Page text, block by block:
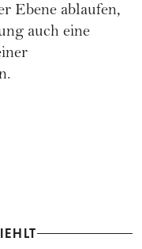
Ebene ablaufen,
auch eine